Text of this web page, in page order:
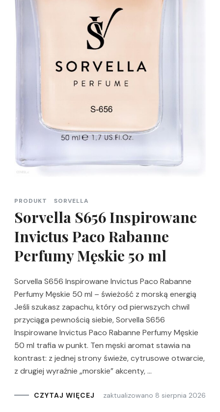
PRODUKT SORVELLA
Sorvella S656 Inspirowane
Invictus Paco Rabanne
Perfumy Męskie 50 ml
Sorvella S656 Inspirowane Invictus Paco Rabanne
Perfumy Męskie 50 ml – świeżość z morską energią
Jeśli szukasz zapachu, który od pierwszych chwil
przyciąga pewnością siebie, Sorvella S656
Inspirowane Invictus Paco Rabanne Perfumy Męskie
50 ml trafia w punkt. Ten męski aromat stawia na
kontrast: z jednej strony świeże, cytrusowe otwarcie,
z drugiej wyraźnie „morskie” akcenty, …
CZYTAJ WIĘCEJ zaktualizowano 8 sierpnia 2026